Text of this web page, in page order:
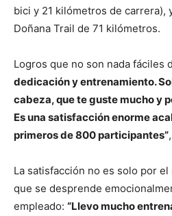
bici y 21 kilómetros de carrera),
Doñana Trail de 71 kilómetros.
Logros que no son nada fáciles
dedicación y entrenamiento.
cabeza, que te guste mucho y
Es una satisfacción enorme
primeros de 800 participantes”
La satisfacción no es solo por
que se desprende
empleado: “Llevo mucho